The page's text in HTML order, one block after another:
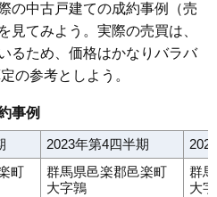
の中古戸建ての成約事例（売
見てみよう。実際の売買は、
るため、価格はかなりバラバ
の参考としよう。
事例
2023年第4四半期
町
群馬県邑楽郡邑楽町
大字鶉
群
大